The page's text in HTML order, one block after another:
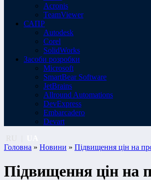
Acronis
TeamViewer
САПР
Autodesk
Corel
SolidWorks
Засоби розробки
Microsoft
SmartBear Software
JetBrains
Allround Automations
DevExpress
Embarcadero
Devart
Головна » Новини » Підвищення цін на
Підвищення цін на